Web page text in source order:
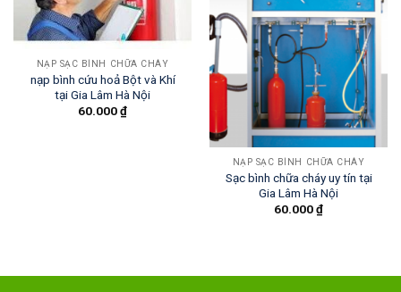
NẠP SẠC BÌNH CHỮA CHÁY
nạp bình cứu hoả Bột và Khí
tại Gia Lâm Hà Nội
60.000₫
NẠP SẠC BÌNH CHỮA CHÁY
Sạc bình chữa cháy uy tín tại
Gia Lâm Hà Nội
60.000₫